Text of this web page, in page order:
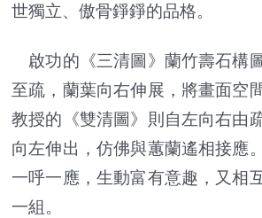
世獨立、傲骨錚錚的品格。
啟功的《三清圖》蘭竹壽石構
至疏，蘭葉向右伸展，將畫面空
教授的《雙清圖》則自左向右由
向左伸出，仿佛與蕙蘭遙相接應
一呼一應，生動富有意趣，又相
一組。